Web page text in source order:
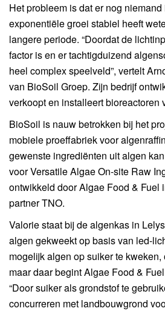
Het probleem is dat er nog
exponentiële groei stabiel heeft
langere periode. “Doordat de
factor is en er tachtigduizend
heel complex speelveld”, vertelt
van BioSoil Groep. Zijn bedrijf
verkoopt en installeert bioreactoren
BioSoil is nauw betrokken bij het
mobiele proeffabriek voor
gewenste ingrediënten uit algen
voor Versatile Algae On-site Raw
ontwikkeld door Algae Food & Fuel
partner TNO.
Valorie staat bij de algenkas in
algen gekweekt op basis van led-
mogelijk algen op suiker te
maar daar begint Algae Food &
“Door suiker als grondstof te
concurreren met landbouwgrond